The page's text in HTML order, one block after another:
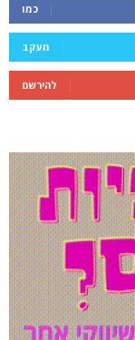
כמו
מעקב
להירשם